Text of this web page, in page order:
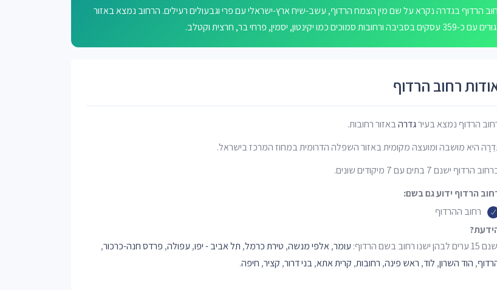
הרדוף בגדרה נקרא על שם מין הצמח הרדוף, עשב-שיח ארץ-ישראלי עם פרי וגבעולים רעילים. הרחוב נמצא באזור
עסקים בסביבה ורחובות סמוכים כמו יקינטון, יסמין, פרחי בר, חרצית וקטלב.
רחוב הרדוף
הרדוף נמצא בעירגדרהבאזור רחובות.
היא מושבה ומועצה מקומית באזור השפלה הדרומית במחוז המרכז בישראל.
הרדוף ישנם 7 בתים עם 7 מיקודים שונים.
הרדוף ידוע גם בשם:
רחוב ההרדוף
לבהן ישנו רחוב בשם הרדוף:
עומר,אלפי מנשה, טירת כרמל, תל אביב - יפו, עפולה, פרדס חנה-כרכור,
, הוד השרון, לוד, ראש פינה, רחובות, קרית אתא,בני דרור, קציר, חיפה.